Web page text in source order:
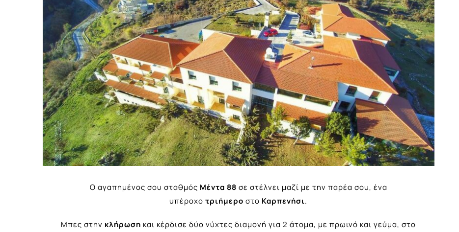
Ο αγαπημένος σου σταθμός Μέντα 88 σε στέλνει μαζί με την παρέα σου, ένα
υπέροχοτριήμερο στο Καρπενήσι.
Μπες στην κλήρωση και κέρδισε δύο νύχτες διαμονή για 2άτομα, με πρωινό και γεύμα, στο